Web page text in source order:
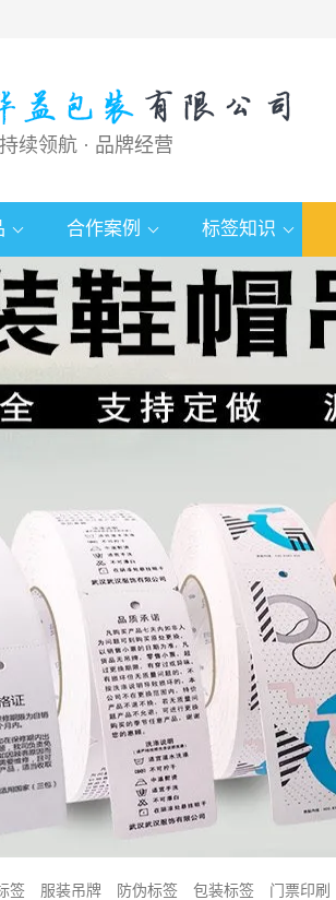
持续领航 · 品牌经营
合作案例 标签知识
签 服装吊牌 防伪标签 包装标签 门票印刷